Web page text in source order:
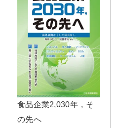
食品企業2,030年，そ
の先へ